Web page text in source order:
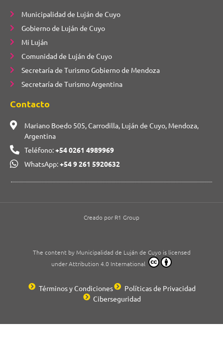
Municipalidad de Luján de Cuyo
Gobierno de Luján de Cuyo
Mi Luján
Comunidad de Luján de Cuyo
Secretaría de Turismo Gobierno de Mendoza
Secretaría de Turismo Argentina
Contacto
Mariano Boedo 505, Carrodilla, Luján de Cuyo, Mendoza,
Argentina
Teléfono:+54 0261 4989969
WhatsApp:+54 9 261 5920632
Términos y Condiciones
Políticas de Privacidad
Ciberseguridad
The content by Municipalidad de Luján de Cuyo is licensed
under Attribution 4.0 International
Creado por R1 Group